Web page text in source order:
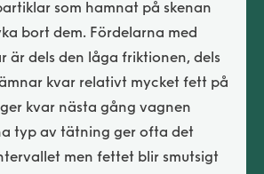
som hamnat på skenan
bort dem. Fördelarna med
är dels den låga friktionen, dels
kvar relativt mycket fett på
kvar nästa gång vagnen
typ av tätning ger ofta det
men fettet blir smutsigt